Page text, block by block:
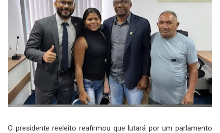
O presidente reeleito reafirmou que lutará por um parlamento